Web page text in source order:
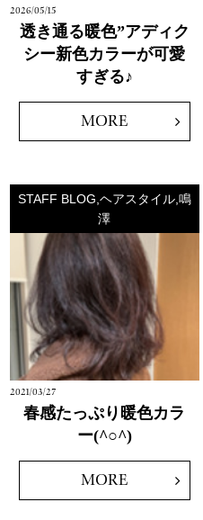
2026/05/15
透き通る暖色”アディク
シー新色カラーが可愛
すぎる♪
MORE
STAFF BLOG,ヘアスタイル,鳴
澤
2021/03/27
春感たっぷり暖色カラ
ー(^○^)
MORE